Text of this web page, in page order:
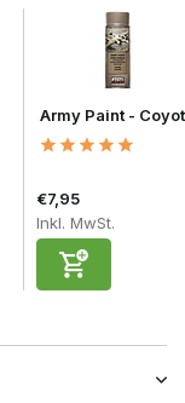
Army Paint -
€7,95
Inkl. MwSt.